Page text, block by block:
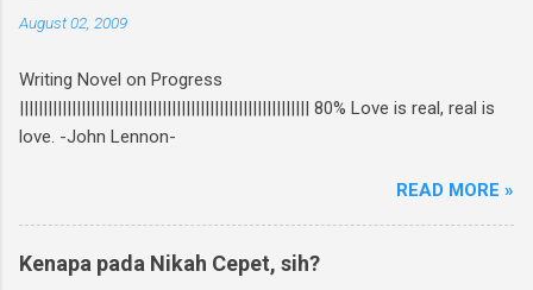
Follow twitter @rheinfathia dan Like Fan Page
Rhein Fathia Twitpic cover novel " Jalan Menuju
Cinta-Mu " dan mention 2 temanmu untuk
#JalanMenujuCintaMu novel @rheinfathia yuk,
@[nama teman1] @[nama teman2] Info
www.rheinfathia.com " Boleh nge-twit berkali-
August 02, 2009
Writing Novel on Progress
||||||||||||||||||||||||||||||||||||||||||||||||||||||||||||| 80% Love is real, real is
love. -John Lennon-
READ MORE »
Kenapa pada Nikah Cepet, sih?